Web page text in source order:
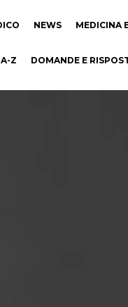
NEWS MEDICINA
Z DOMANDE E